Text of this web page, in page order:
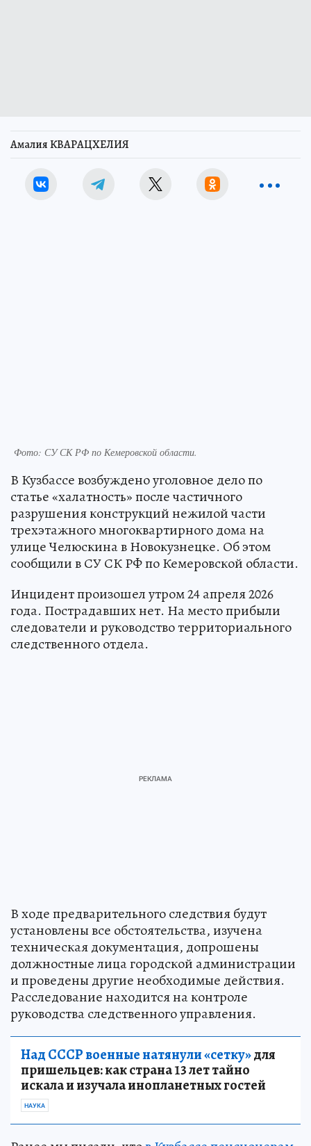
Амалия КВАРАЦХЕЛИЯ
Фото: СУ СК РФ по Кемеровской области.
В Кузбассе возбуждено уголовное дело по
статье «халатность» после частичного
разрушения конструкций нежилой части
трехэтажного многоквартирного дома на
улице Челюскина в Новокузнецке. Об этом
сообщили в СУ СК РФ по Кемеровской области.
Инцидент произошел утром 24 апреля 2026
года. Пострадавших нет. На место прибыли
следователи и руководство территориального
следственного отдела.
В ходе предварительного следствия будут
установлены все обстоятельства, изучена
техническая документация, допрошены
должностные лица городской администрации
и проведены другие необходимые действия.
Расследование находится на контроле
руководства следственного управления.
Над СССР военные натянули «сетку»для
пришельцев: как страна 13 лет тайно
искала и изучала инопланетных гостей
НАУКА